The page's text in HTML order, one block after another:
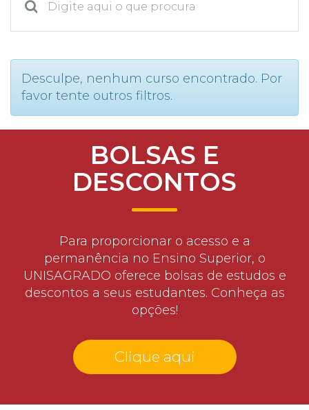
Calendário acadêmico
Internacionalização
UATI
Desculpe, nenhum curso encontrado. Por
favor tente outros filtros.
BOLSAS E
DESCONTOS
Para proporcionar o acesso e a
permanência no Ensino Superior, o
UNISAGRADO oferece bolsas de estudos e
descontos a seus estudantes. Conheça as
opções!
Clique aqui